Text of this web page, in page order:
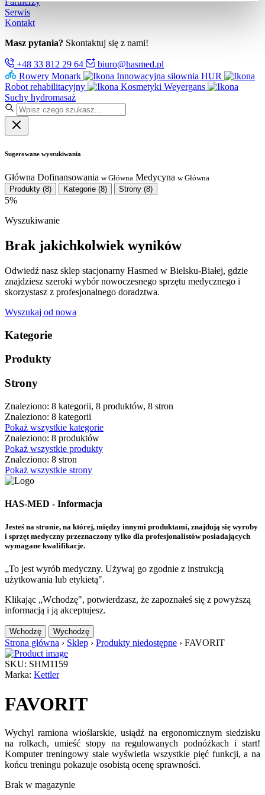
Serwis
Kontakt
Masz pytania? Skontaktuj się z nami!
+48 33 812 29 64
biuro@hasmed.pl
Rowery Monark
Innowacyjna siłownia HUR
Robot rehabilitacyjny
Kosmetyki Weyergans
Suchy hydromasaż
Sugerowane wyszukiwania
Główna Dofinansowania w Główna Medycyna w Główna
Produkty (8) Kategorie (8) Strony (8)
5%
Wyszukiwanie
Brak jakichkolwiek wyników
Odwiedź nasz sklep stacjonarny Hasmed w Bielsku-Białej, gdzie
znajdziesz szeroki wybór nowoczesnego sprzętu medycznego i
skorzystasz z profesjonalnego doradztwa.
Wyszukaj od nowa
Kategorie
Produkty
Strony
Znaleziono: 8 kategorii, 8 produktów, 8 stron
Znaleziono: 8 kategorii
Pokaż wszystkie kategorie
Znaleziono: 8 produktów
Pokaż wszystkie produkty
Znaleziono: 8 stron
Pokaż wszystkie strony
HAS-MED - Informacja
Jesteś na stronie, na której, między innymi produktami, znajdują się wyroby
i sprzęt medyczny przeznaczony tylko dla profesjonalistów posiadających
wymagane kwalifikacje.
„To jest wyrób medyczny. Używaj go zgodnie z instrukcją
użytkowania lub etykietą".
Klikając „Wchodzę", potwierdzasz, że zapoznałeś się z powyższą
informacją i ją akceptujesz.
Wchodzę Wychodzę
Strona główna › Sklep › Produkty niedostępne › FAVORIT
SKU: SHM1159
Marka: Kettler
FAVORIT
Wychyl ramiona wioślarskie, usiądź na ergonomicznym siedzisku
na rolkach, umieść stopy na regulowanych podnóżkach i start!
Komputer treningowy stale wyświetla wszystkie pięć funkcji, a na
końcu treningu pokazuje osobistą ocenę sprawności.
Brak w magazynie